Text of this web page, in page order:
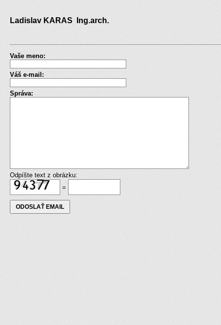
Ladislav KARAS Ing.arch.
Vaše meno:
Váš e-mail:
Správa:
Odpíšte text z obrázku:
=